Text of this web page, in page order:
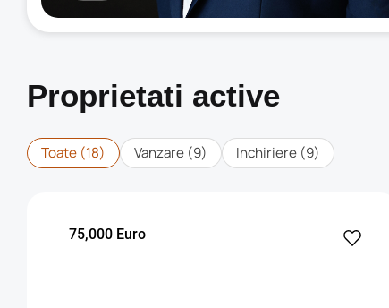
Proprietati active
Toate (18) Vanzare (9) Inchiriere (9)
75,000 Euro